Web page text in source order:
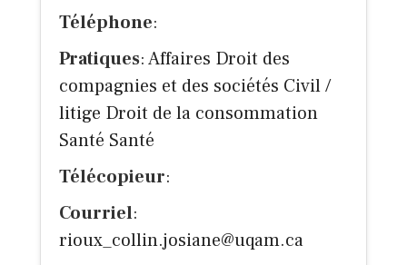
Téléphone:
Pratiques: Affaires Droit des
compagnies et des sociétés Civil /
litige Droit de la consommation
Santé Santé
Télécopieur:
Courriel:
rioux_collin.josiane@uqam.ca